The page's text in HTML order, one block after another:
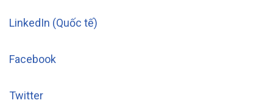
LinkedIn (Quốc tế)
Facebook
Twitter